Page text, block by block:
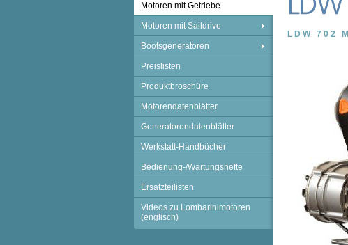
Motoren mit Getriebe
Motoren mit Saildrive
Bootsgeneratoren
Preislisten
Produktbroschüre
Motorendatenblätter
Generatorendatenblätter
Werkstatt-Handbücher
Bedienung-/Wartungshefte
Ersatzteilisten
Videos zu Lombarinimotoren
(englisch)
LDW 702 M